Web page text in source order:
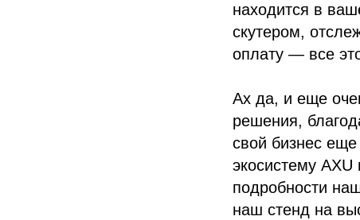
находится в
скутером,
оплату — все
Ах да, и еще
решения,
свой бизнес
экосистему
подробности
наш стенд на